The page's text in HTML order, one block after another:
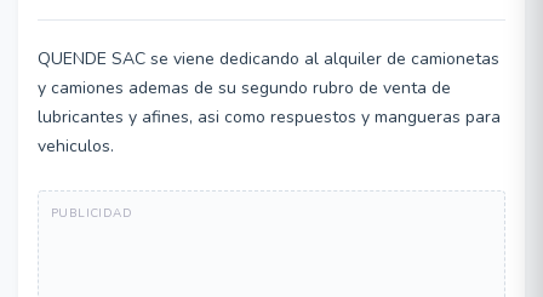
QUENDE SAC se viene dedicando al alquiler de camionetas
y camiones ademas de su segundo rubro de venta de
lubricantes y afines, asi como respuestos y mangueras para
vehiculos.